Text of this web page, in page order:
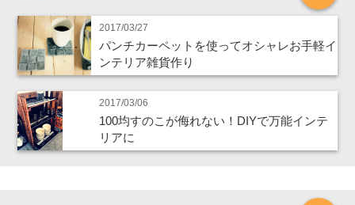
2017/03/27
パンチカーペットを使ってオシャレお手軽イ
ンテリア雑貨作り
2017/03/06
100均すのこが侮れない！DIYで万能インテ
リアに